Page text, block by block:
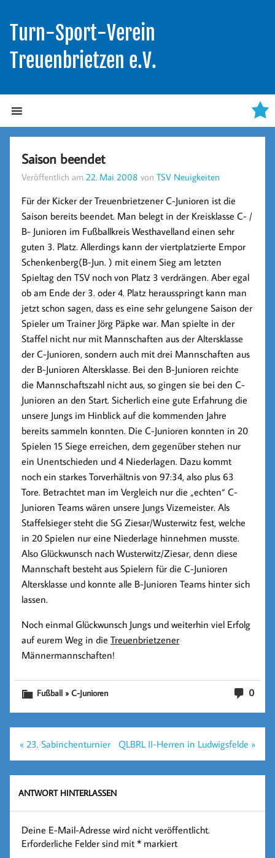
Turn-Sport-Verein
Treuenbrietzen e.V.
Saison beendet
Veröffentlich am 22. Mai 2008 vonTSV Neuigkeiten
Für der Kicker der Treuenbrietzener C-Junioren ist die
Saison bereits beendet. Man belegt in der Kreisklasse C- /
B- Junioren im Fußballkreis Westhavelland einen sehr
guten 3. Platz. Allerdings kann der viertplatzierte Empor
Schenkenberg(B-Jun. ) mit einem Sieg am letzten
Spieltag den TSV noch von Platz 3 verdrängen. Aber egal
ob am Ende der 3. oder 4. Platz herausspringt kann man
jetzt schon sagen, dass es eine sehr gelungene Saison der
Spieler umTrainer Jörg Päpke war. Man spielte in der
Staffel nicht nur mit Mannschaften aus der Altersklasse
der C-Junioren, sondern auch mit drei Mannschaften aus
der B-Junioren Altersklasse. Bei den B-Junioren reichte
die Mannschaftszahl nicht aus, so gingen sie bei den C-
Junioren an den Start. Sicherlich eine gute Erfahrung die
unsere Jungs im Hinblick auf die kommenden Jahre
bereits sammeln konnten. Die C-Junioren konnten in 20
Spielen 15 Siege erreichen, dem gegenüber stehen nur
ein Unentschieden und 4 Niederlagen. Dazu kommt
noch ein starkes Torverhältnis von 97:34, also plus 63
Tore. Betrachtet man im Vergleich nur die „echten“ C-
Junioren Teams wären unsere Jungs Vizemeister. Als
Staffelsieger steht die SG Ziesar/Wusterwitz fest, welche
in 20 Spielen nur eine Niederlage hinnehmen musste.
Also Glückwunsch nach Wusterwitz/Ziesar, denn diese
Mannschaft besteht aus Spielern für die C-Junioren
Altersklasse und konnte alle B-Junioren Teams hinter sich
lassen.
Noch einmal Glückwunsch Jungs und weiterhin viel Erfolg
auf eurem Weg in dieTreuenbrietzener
Männermannschaften!
0
Fußball » C-Junioren
Beitragsnavigation
« 23. Sabinchenturnier QLBRL II-Herren in Ludwigsfelde »
ANTWORT HINTERLASSEN
Deine E-Mail-Adresse wird nicht veröffentlicht.
Erforderliche Felder sind mit* markiert